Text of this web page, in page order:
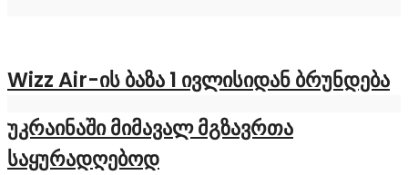
Wizz Air-ის ბაზა 1 ივლისიდან ბრუნდება
უკრაინაში მიმავალ მგზავრთა
საყურადღებოდ